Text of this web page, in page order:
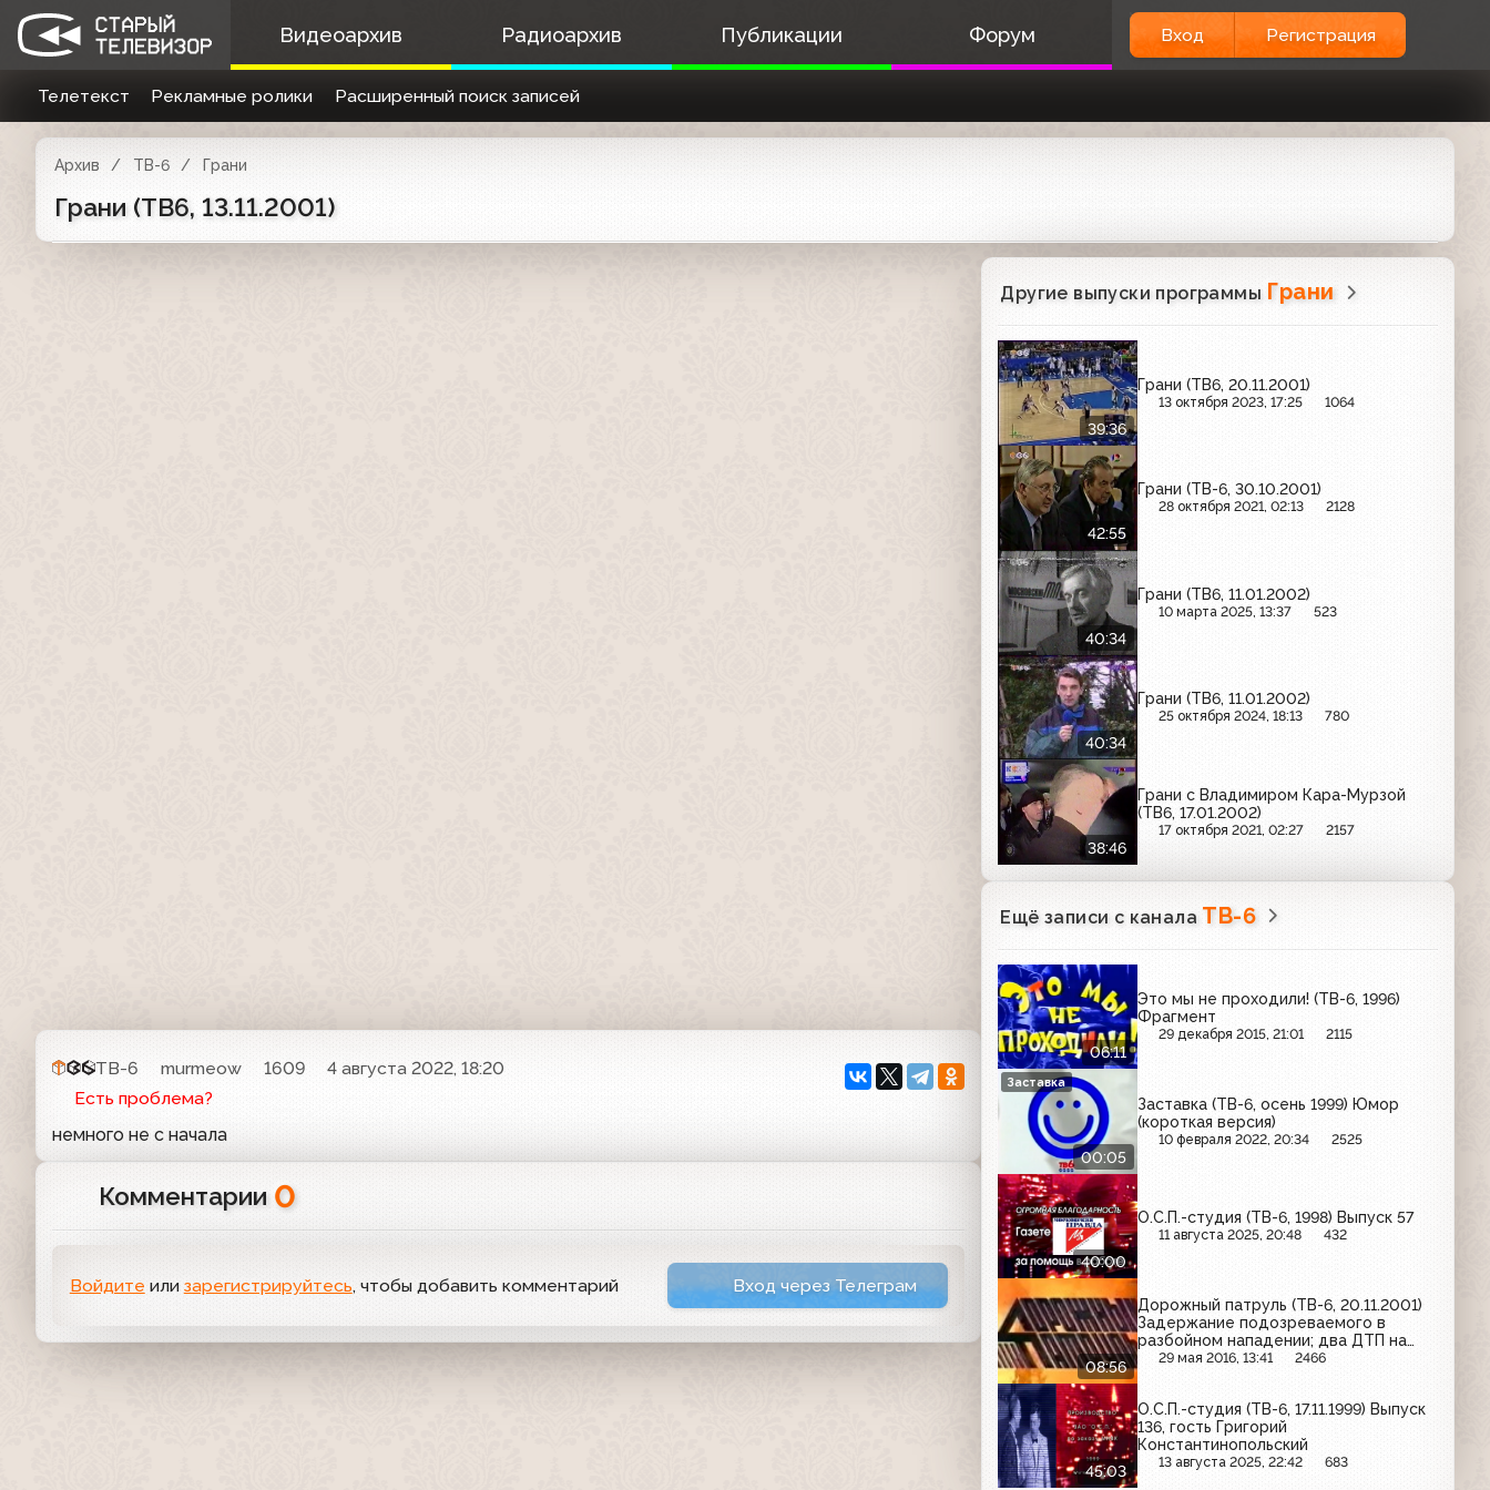
Видеоархив Радиоархив Публикации Форум Вход Регистрация
Телетекст Рекламные ролики Расширенный поиск записей
Архив ТВ-6 Грани
Грани (ТВ6, 13.11.2001)
ТВ-6 murmeow 1609
4 августа 2022, 18:20
Есть проблема?
немного не с начала
Комментарии 0
Войдите или зарегистрируйтесь, чтобы добавить комментарий Вход через Телеграм
Другие выпуски программы Грани
39:36
Грани (ТВ6, 20.11.2001)
13 октября 2023, 17:25 1064
42:55
Грани (ТВ-6, 30.10.2001)
28 октября 2021, 02:13 2128
40:34
Грани (ТВ6, 11.01.2002)
10 марта 2025, 13:37 523
40:34
Грани (ТВ6, 11.01.2002)
25 октября 2024, 18:13 780
38:46
Грани с Владимиром Кара-Мурзой
(ТВ6, 17.01.2002)
17 октября 2021, 02:27 2157
Ещё записи с канала ТВ-6
06:11
Это мы не проходили! (ТВ-6, 1996)
Фрагмент
29 декабря 2015, 21:01 2115
00:05
Заставка (ТВ-6, осень 1999) Юмор
(короткая версия)
10 февраля 2022, 20:34 2525
Заставка
40:00
О.С.П.-студия (ТВ-6, 1998) Выпуск 57
11 августа 2025, 20:48 432
08:56
Дорожный патруль (ТВ-6, 20.11.2001)
Задержание подозреваемого в
разбойном нападении; два ДТП на
проспекте Мира; пожар на
29 мая 2016, 13:41 2466
45:03
О.С.П.-студия (ТВ-6, 17.11.1999) Выпуск
136, гость Григорий
Константинопольский
13 августа 2025, 22:42 683